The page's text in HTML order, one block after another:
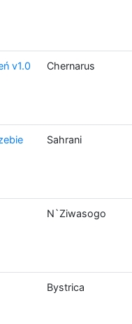
v1.0 Chernarus
Sahrani
N`Ziwasogo
Bystrica